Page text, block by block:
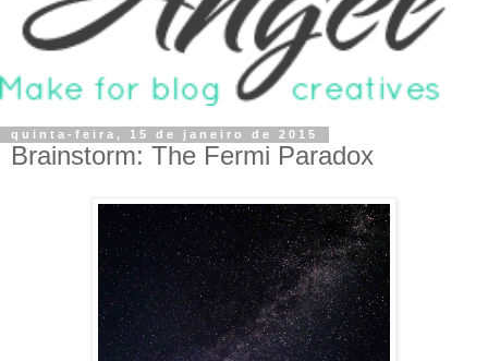
quinta-feira, 15 de janeiro de 2015
Brainstorm: The Fermi Paradox